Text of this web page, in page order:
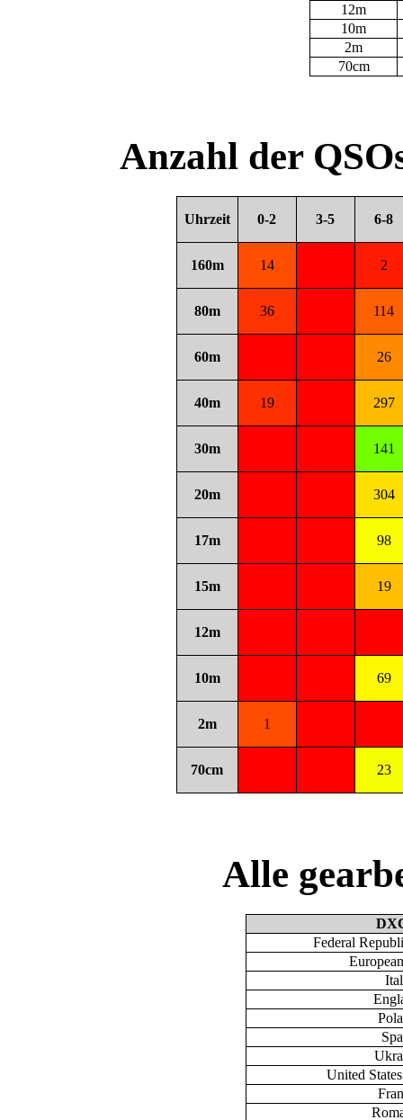
12m
10m
2m
70cm
Anzahl der
Uhrzeit 0-2 3-5 6-8
160m 14 2
80m 36 114
60m 26
40m 19 297
30m 141
20m 304
17m 98
15m 19
12m
10m 69
2m 1
70cm 23
Alle
Federal
United